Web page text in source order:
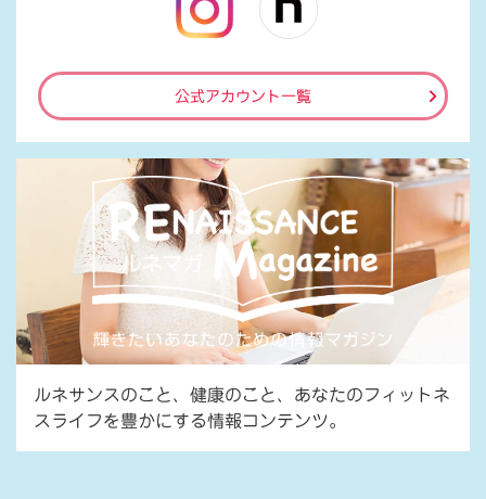
公式アカウント一覧
ルネサンスのこと、健康のこと、あなたのフィットネ
スライフを豊かにする情報コンテンツ。